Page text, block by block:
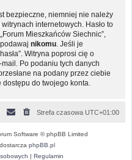
bezpieczne, niemniej nie należy
internetowych. Hasło to
Mieszkańców Siechnic”,
nikomu . Jeśli je
Witryna poprosi cię o
Po podaniu tych danych
na podany przez ciebie
do twojego konta.
Strefa czasowa UTC+01:00
Software © phpBB Limited
phpBB.pl
| Regulamin